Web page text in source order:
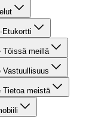
Töissä meillä
meistä